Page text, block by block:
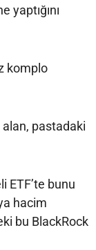
yaptığını
komplo
pastadaki
ETF’te bunu
hacim
bu BlackRock